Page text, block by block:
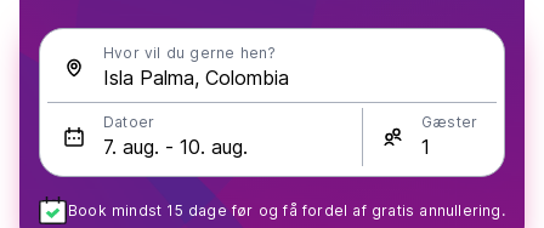
Hvor vil du gerne hen?
Datoer Gæster
Book mindst 15 dage før og få fordel af gratis annullering.